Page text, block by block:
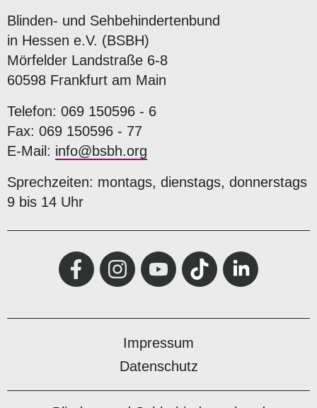
Blinden- und Sehbehindertenbund
in Hessen e.V. (BSBH)
Mörfelder Landstraße 6-8
60598 Frankfurt am Main
Telefon: 069 150596 - 6
Fax: 069 150596 - 77
E-Mail: info@bsbh.org
Sprechzeiten: montags, dienstags, donnerstags
9 bis 14 Uhr
Impressum
Datenschutz